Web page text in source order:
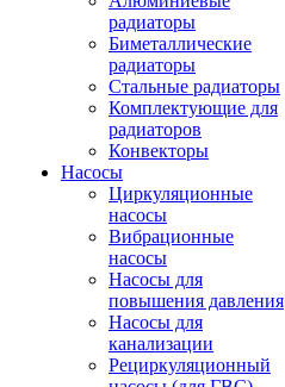
радиаторы
Биметаллические
радиаторы
Стальные радиаторы
Комплектующие для
радиаторов
Конвекторы
Насосы
Циркуляционные
насосы
Вибрационные
насосы
Насосы для
повышения давления
Насосы для
канализации
Рециркуляционный